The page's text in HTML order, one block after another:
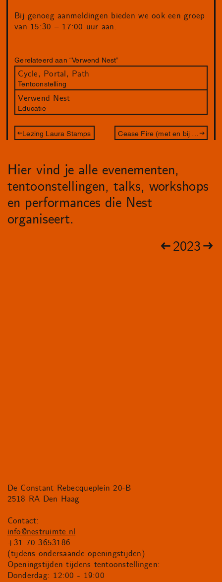
Bij genoeg aanmeldingen bieden we ook een groep
van 15:30 – 17:00 uur aan.
Gerelateerd aan “Verwend Nest”
Cycle, Portal, Path
Tentoonstelling
Verwend Nest
Educatie
Lezing Laura Stamps
Hier vind je alle evenementen,
tentoonstellingen, talks, workshops
en performances die Nest
organiseert.
2023
De Constant Rebecqueplein 20-B
2518 RA Den Haag
Contact:
info@nestruimte.nl
+31 70 3653186
(tijdens ondersaande openingstijden)
Openingstijden tijdens tentoonstellingen:
Donderdag: 12:00 - 19:00